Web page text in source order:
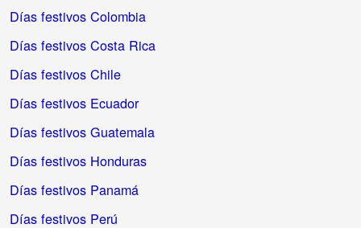
Días festivos Colombia
Días festivos Costa Rica
Días festivos Chile
Días festivos Ecuador
Días festivos Guatemala
Días festivos Honduras
Días festivos Panamá
Días festivos Perú